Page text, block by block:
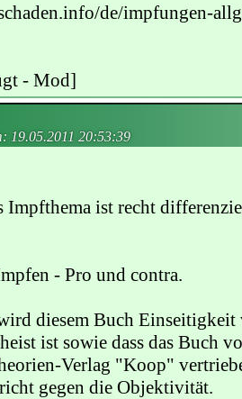
de/impfungen-
- Mod]
19.05.2011 20:53:39
Impfthema ist recht
- Pro und contra.
diesem Buch
ist sowie dass das Buch
Verlag "Koop"
gegen die Objektivität.